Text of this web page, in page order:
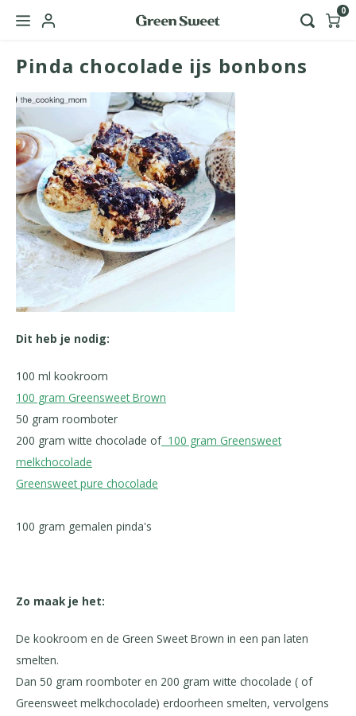
Hoofdmenu / green sweet zakelijk
Nederlands
English
0
Pinda chocolade ijs bonbons
Dit heb je nodig:
100 ml kookroom
100 gram Greensweet Brown
50 gram roomboter
200 gram witte chocolade of100 gram Greensweet
melkchocolade
Greensweet pure chocolade
100 gram gemalen pinda's
Zo maak je het:
De kookroom en de Green Sweet Brown in een pan laten
smelten.
Dan 50 gram roomboter en 200 gram witte chocolade ( of
Greensweet melkchocolade) erdoorheen smelten, vervolgens